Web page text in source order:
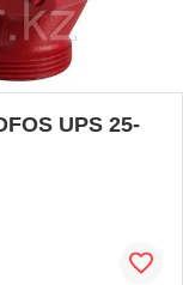
UPS 25-